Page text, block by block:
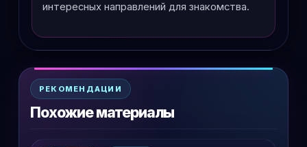
интересных направлений для знакомства.
РЕКОМЕНДАЦИИ
Похожие материалы